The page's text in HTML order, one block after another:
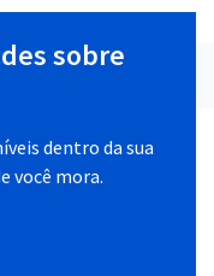
sobre
dentro da sua
você mora.